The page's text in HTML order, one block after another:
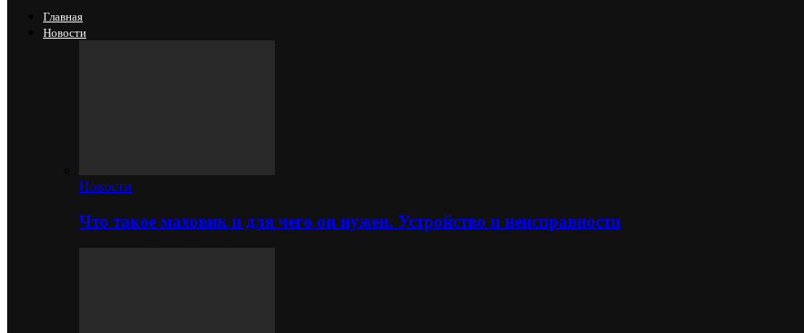
Главная
Новости
Новости
Что такое маховик и для чего он нужен. Устройство и неисправности